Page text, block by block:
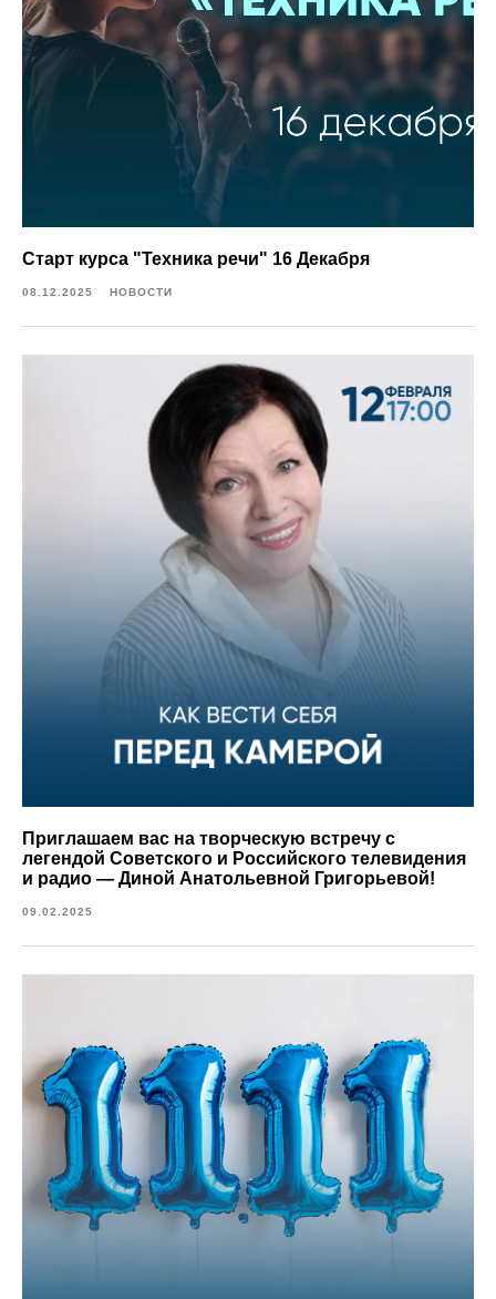
Старт курса "Техника речи" 16 Декабря
08.12.2025 НОВОСТИ
Приглашаем вас на творческую встречу с
легендой Советского и Российского телевидения
и радио — Диной Анатольевной Григорьевой!
09.02.2025